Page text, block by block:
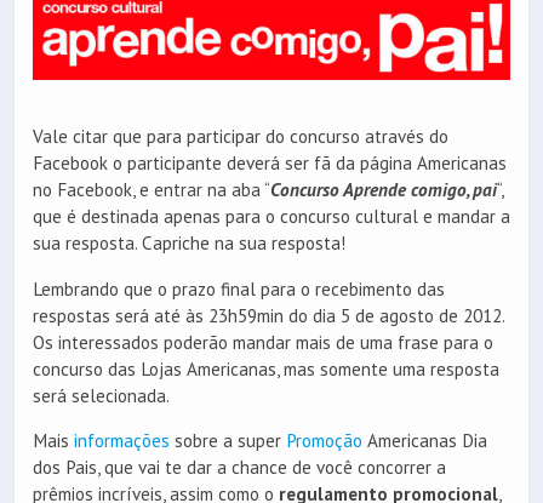
Vale citar que para participar do concurso através do
Facebook o participante deverá ser fã da página Americanas
no Facebook, e entrar na aba “Concurso Aprende comigo, pai“,
que é destinada apenas para o concurso cultural e mandar a
sua resposta. Capriche na sua resposta!
Lembrando que o prazo final para o recebimento das
respostas será até às 23h59min do dia 5 de agosto de 2012.
Os interessados poderão mandar mais de uma frase para o
concurso das Lojas Americanas, mas somente uma resposta
será selecionada.
Mais informações sobre a super Promoção Americanas Dia
dos Pais, que vai te dar a chance de você concorrer a
prêmios incríveis, assim como o regulamento promocional,